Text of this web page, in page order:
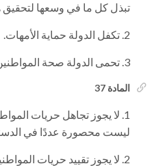
تبذل كل ما في وسعها لتحقيق
تكفل الدولة حماية الأمهات.
تحمى الدولة صحة
المادة 37
لا يجوز تجاهل حريات
ليست محصورة عددًا في
لا يجوز تقييد حريات